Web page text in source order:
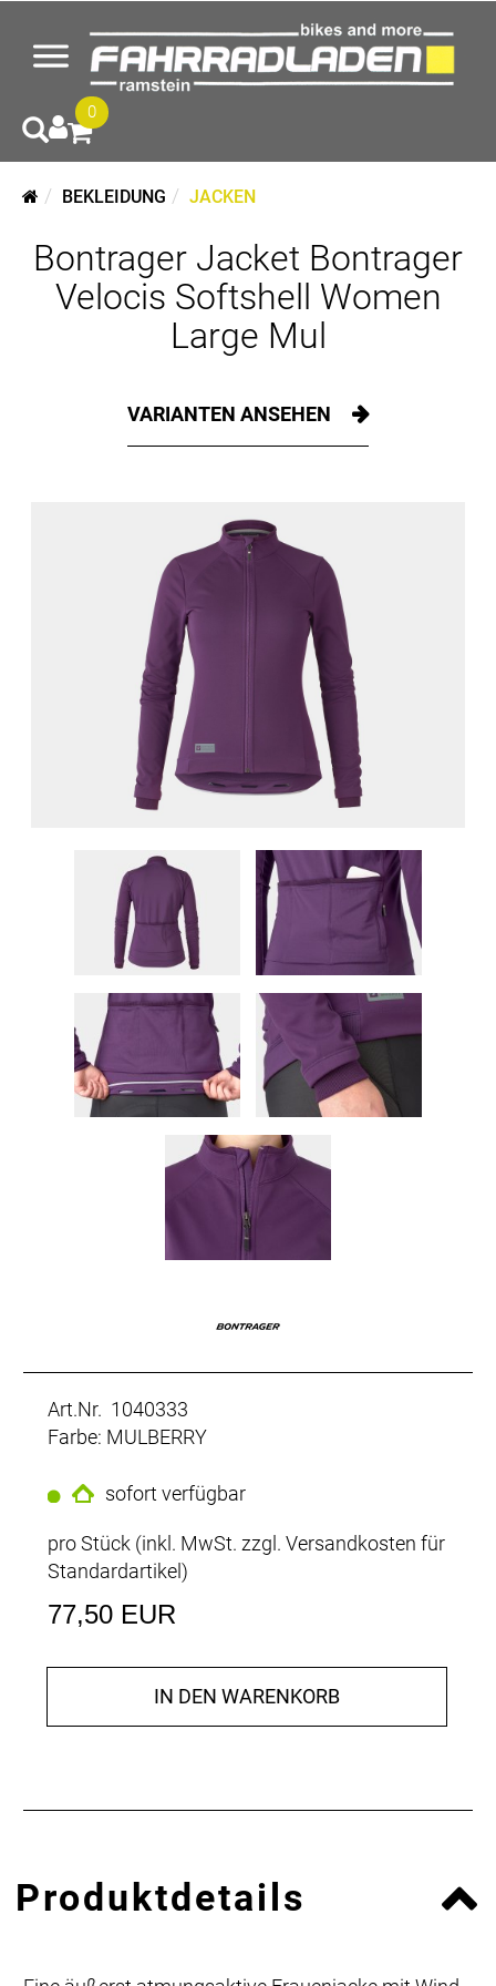
0
BEKLEIDUNG JACKEN
Bontrager Jacket Bontrager
Velocis Softshell Women
Large Mul
VARIANTEN ANSEHEN
Art.Nr. 1040333
Farbe: MULBERRY
sofort verfügbar
pro Stück (inkl. MwSt. zzgl. Versandkosten für
Standardartikel)
77,50 EUR
IN DEN WARENKORB
Produktdetails